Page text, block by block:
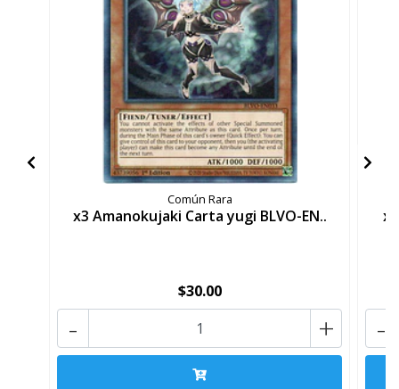
Común Rara
x3 Amanokujaki Carta yugi BLVO-EN..
$30.00
+
- -